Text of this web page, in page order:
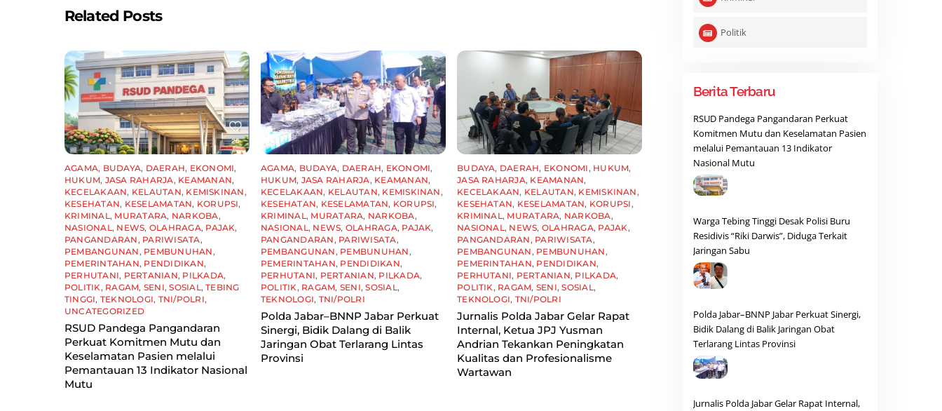
k
Related Posts
AGAMA, BUDAYA, DAERAH, EKONOMI,
HUKUM, JASA RAHARJA, KEAMANAN,
KECELAKAAN, KELAUTAN, KEMISKINAN,
KESEHATAN, KESELAMATAN, KORUPSI,
KRIMINAL, MURATARA, NARKOBA,
NASIONAL, NEWS, OLAHRAGA, PAJAK,
PANGANDARAN, PARIWISATA,
PEMBANGUNAN, PEMBUNUHAN,
PEMERINTAHAN, PENDIDIKAN,
PERHUTANI, PERTANIAN, PILKADA,
POLITIK, RAGAM, SENI,SOSIAL,TEBING
TINGGI, TEKNOLOGI, TNI/POLRI,
UNCATEGORIZED
RSUD Pandega Pangandaran
Perkuat Komitmen Mutu dan
Keselamatan Pasien melalui
Pemantauan 13 Indikator Nasional
Mutu
AGAMA, BUDAYA, DAERAH, EKONOMI,
HUKUM, JASA RAHARJA, KEAMANAN,
KECELAKAAN, KELAUTAN, KEMISKINAN,
KESEHATAN, KESELAMATAN, KORUPSI,
KRIMINAL, MURATARA, NARKOBA,
NASIONAL, NEWS, OLAHRAGA, PAJAK,
PANGANDARAN, PARIWISATA,
PEMBANGUNAN, PEMBUNUHAN,
PEMERINTAHAN, PENDIDIKAN,
PERHUTANI, PERTANIAN, PILKADA,
POLITIK, RAGAM, SENI,SOSIAL,
TEKNOLOGI, TNI/POLRI
Polda Jabar–BNNP Jabar Perkuat
Sinergi, Bidik Dalang di Balik
Jaringan Obat Terlarang Lintas
Provinsi
BUDAYA, DAERAH, EKONOMI, HUKUM,
JASA RAHARJA, KEAMANAN,
KECELAKAAN, KELAUTAN, KEMISKINAN,
KESEHATAN, KESELAMATAN, KORUPSI,
KRIMINAL, MURATARA, NARKOBA,
NASIONAL, NEWS, OLAHRAGA, PAJAK,
PANGANDARAN, PARIWISATA,
PEMBANGUNAN, PEMBUNUHAN,
PEMERINTAHAN, PENDIDIKAN,
PERHUTANI, PERTANIAN, PILKADA,
POLITIK, RAGAM, SENI,SOSIAL,
TEKNOLOGI, TNI/POLRI
Jurnalis Polda Jabar Gelar Rapat
Internal, Ketua JPJ Yusman
Andrian Tekankan Peningkatan
Kualitas dan Profesionalisme
Wartawan
Politik
Berita Terbaru
RSUD Pandega Pangandaran Perkuat
Komitmen Mutu dan Keselamatan Pasien
melalui Pemantauan 13 Indikator
Nasional Mutu
Warga Tebing Tinggi Desak Polisi Buru
Residivis “Riki Darwis”, Diduga Terkait
Jaringan Sabu
Polda Jabar–BNNP Jabar Perkuat Sinergi,
Bidik Dalang di Balik Jaringan Obat
Terlarang Lintas Provinsi
Jurnalis Polda Jabar Gelar Rapat Internal,